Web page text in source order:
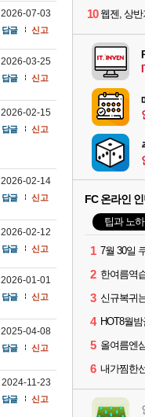
2026-07-03
답글 신고
2026-03-25
답글 신고
2026-02-15
답글 신고
2026-02-14
답글 신고
2026-02-12
답글 신고
2026-01-01
답글 신고
2025-04-08
답글 신고
2024-11-23
답글 신고
10
FC 온라인
팁과 노
1 7월 30일
2 한여름역
3 신규복귀
4 HOT8월
5 올여름엔
6 내가찜한